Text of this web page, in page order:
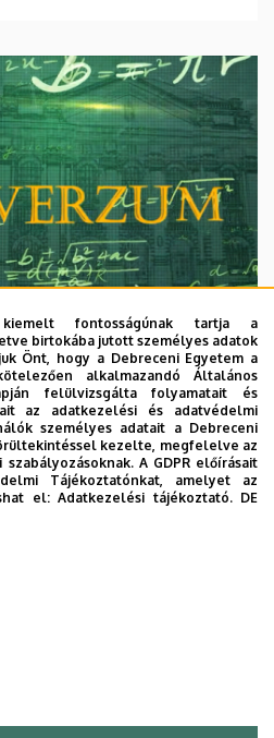
Egyetem
fontosságúnak tartja a
birtokába jutott személyes adatok
Önt, hogy a Debreceni Egyetem a
alkalmazandó Általános
felülvizsgálta folyamatait és
az adatkezelési és adatvédelmi
személyes adatait a Debreceni
kezelte, megfelelve az
A GDPR előírásait
Tájékoztatónkat, amelyet az
el:Adatkezelési tájékoztató. DE